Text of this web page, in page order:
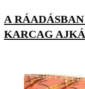
A
KARCAG